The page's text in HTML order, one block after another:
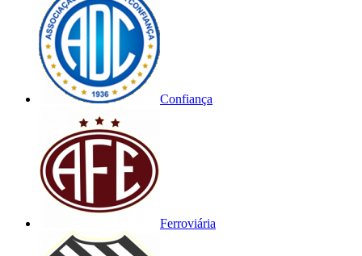
Confiança
Ferroviária